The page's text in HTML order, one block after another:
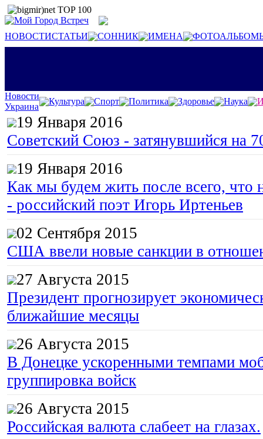
НОВОСТИСТАТЬИ СОННИК ИМЕНА
Новости
Украина
Культура Спорт Политика Здоровье Наука
19 Января 2016
Советский Союз - затянувшийся на
19 Января 2016
Как мы будем жить после всего, что
- российский поэт Игорь Иртеньев
02 Сентября 2015
США ввели новые санкции в
27 Августа 2015
Президент прогнозирует
ближайшие месяцы
26 Августа 2015
В Донецке ускоренными темпами
группировка войск
26 Августа 2015
Российская валюта слабеет на глазах.